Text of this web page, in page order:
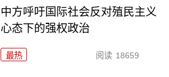
中方呼吁国际社会反对殖民主义
心态下的强权政治
最热 阅读 18659